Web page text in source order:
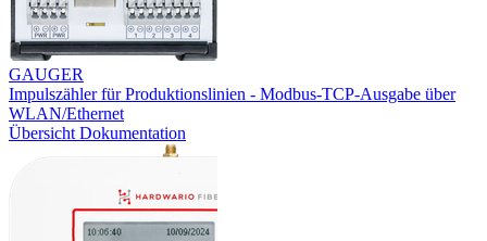
GAUGER
Impulszähler für Produktionslinien - Modbus-TCP-Ausgabe über
WLAN/Ethernet
Übersicht Dokumentation